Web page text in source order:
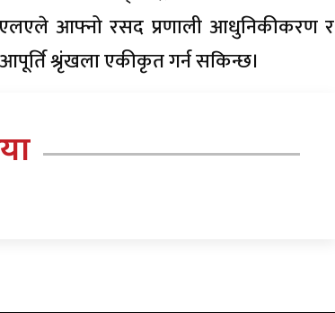
आफ्नो रसद प्रणाली आधुनिकीकरण र
श्रृंखला एकीकृत गर्न सकिन्छ।